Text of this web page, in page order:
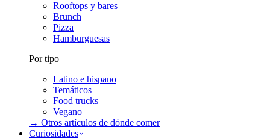
Rooftops y bares
Brunch
Pizza
Hamburguesas
Por tipo
Latino e hispano
Temáticos
Food trucks
Vegano
→ Otros artículos de dónde comer
Curiosidades